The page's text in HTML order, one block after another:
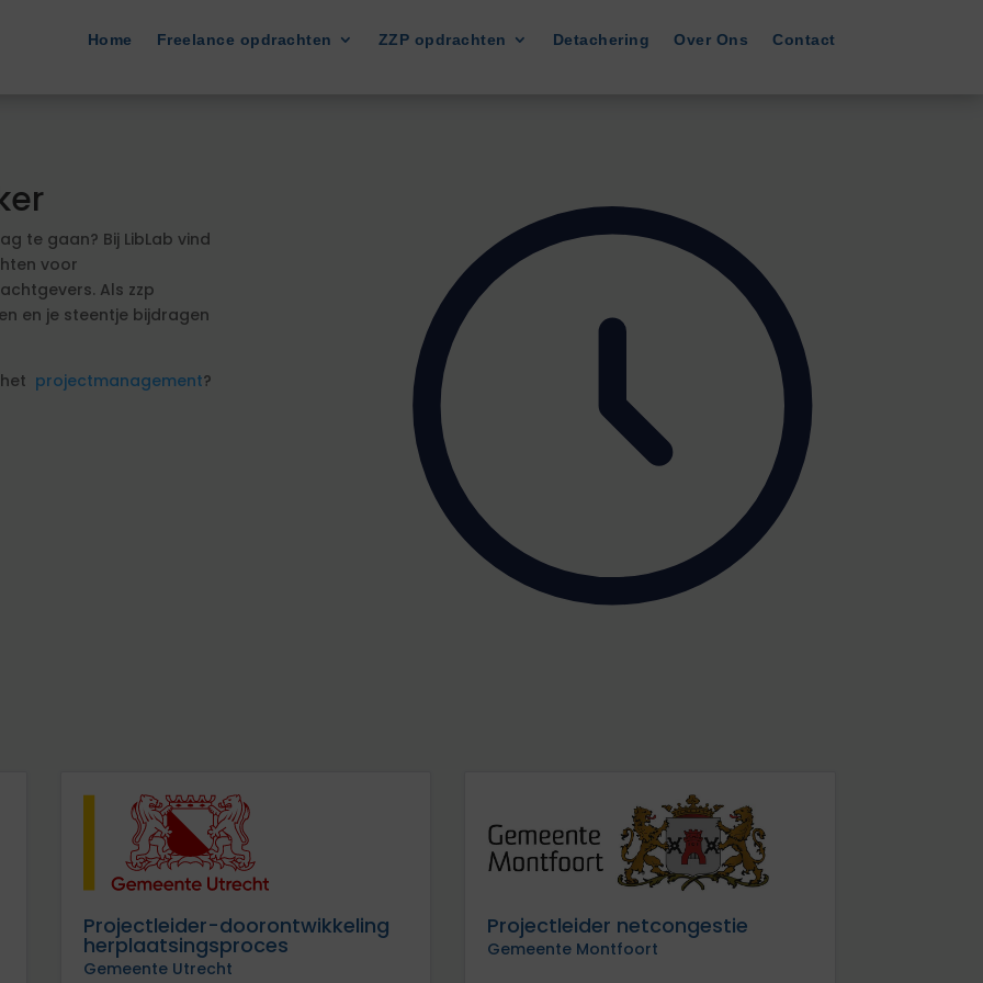
Home Freelance opdrachten ZZP opdrachten Detachering Over Ons Contact
te gaan? Bij LibLab vind
voor
Als zzp
en je steentje bijdragen
projectmanagement?
Projectleider-doorontwikkeling
herplaatsingsproces
Gemeente Utrecht
Projectleider netcongestie
Gemeente Montfoort